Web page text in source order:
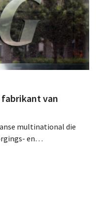
van
multinational die
en